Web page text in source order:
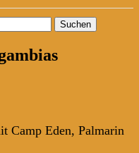
Camp Eden, Palmarin